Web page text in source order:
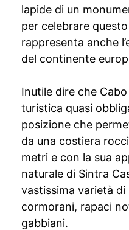
lapide di un
per celebrare
rappresenta anche
del continente
Inutile dire che
turistica quasi
posizione che
da una costiera
metri e con la sua
naturale di Sintra
vastissima varietà
cormorani, rapaci
gabbiani.